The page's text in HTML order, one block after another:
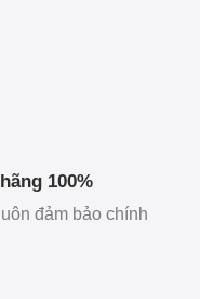
100%
đảm bảo chính